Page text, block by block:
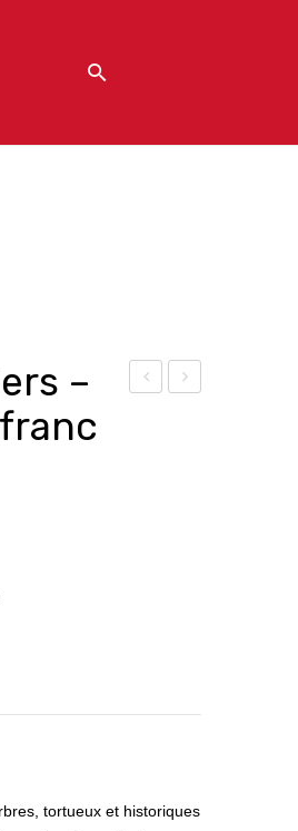
mai
ert
Do
Yoh
–
tortueux et historiques